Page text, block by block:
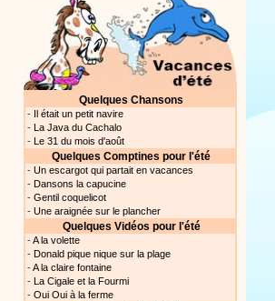
Quelques Chansons
- Il était un petit navire
- La Java du Cachalo
- Le 31 du mois d'août
Quelques Comptines pour l'été
- Un escargot qui partait en vacances
- Dansons la capucine
- Gentil coquelicot
- Une araignée sur le plancher
Quelques Vidéos pour l'été
-A la volette
- Donald pique nique sur la plage
-A la claire fontaine
- La Cigale et la Fourmi
- Oui Oui à la ferme